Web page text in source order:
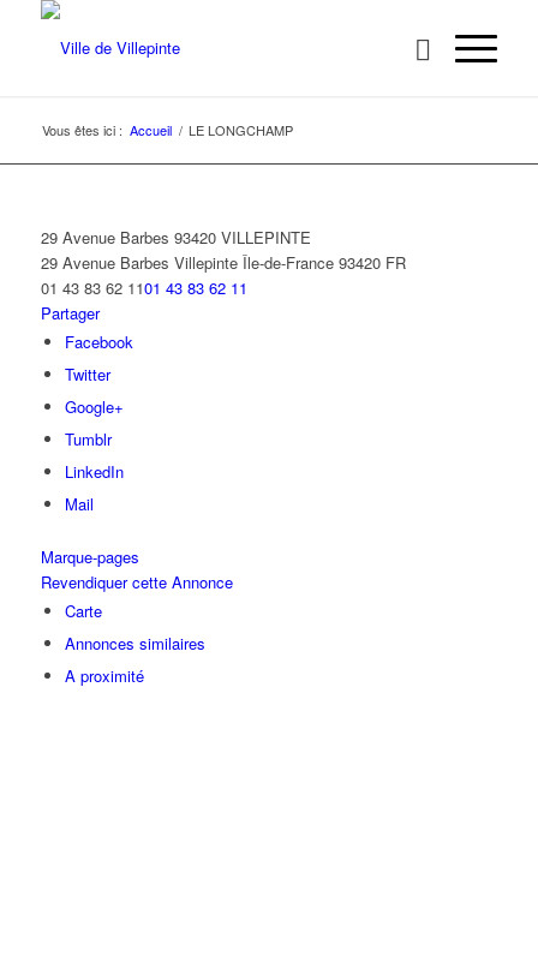
Vous êtes ici : Accueil / LE LONGCHAMP
29 Avenue Barbes 93420 VILLEPINTE
29 Avenue Barbes Villepinte Île-de-France 93420 FR
01 43 83 62 1101 43 83 62 11
Partager
Facebook
Twitter
Google+
Tumblr
LinkedIn
Mail
Marque-pages
Revendiquer cette Annonce
Carte
Annonces similaires
A proximité